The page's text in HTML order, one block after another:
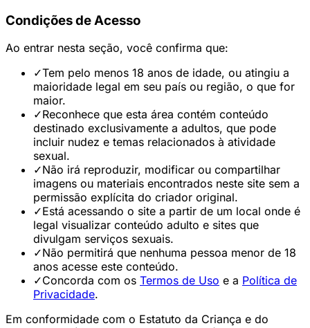
Condições de Acesso
Ao entrar nesta seção, você confirma que:
✓Tem pelo menos 18 anos de idade, ou atingiu a
maioridade legal em seu país ou região, o que for
maior.
✓Reconhece que esta área contém conteúdo
destinado exclusivamente a adultos, que pode
incluir nudez e temas relacionados à atividade
sexual.
✓Não irá reproduzir, modificar ou compartilhar
imagens ou materiais encontrados neste site sem a
permissão explícita do criador original.
✓Está acessando o site a partir de um local onde é
legal visualizar conteúdo adulto e sites que
divulgam serviços sexuais.
✓Não permitirá que nenhuma pessoa menor de 18
anos acesse este conteúdo.
✓Concorda com os Termos de Uso e a Política de
Privacidade.
Em conformidade com o Estatuto da Criança e do